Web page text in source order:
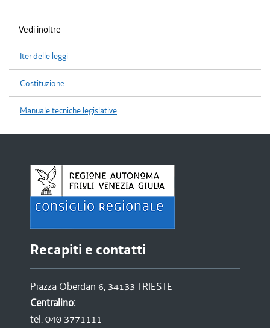
Vedi inoltre
Iter delle leggi
Costituzione
Manuale tecniche legislative
Recapiti e contatti
Piazza Oberdan 6, 34133 TRIESTE
Centralino:
tel. 040 3771111